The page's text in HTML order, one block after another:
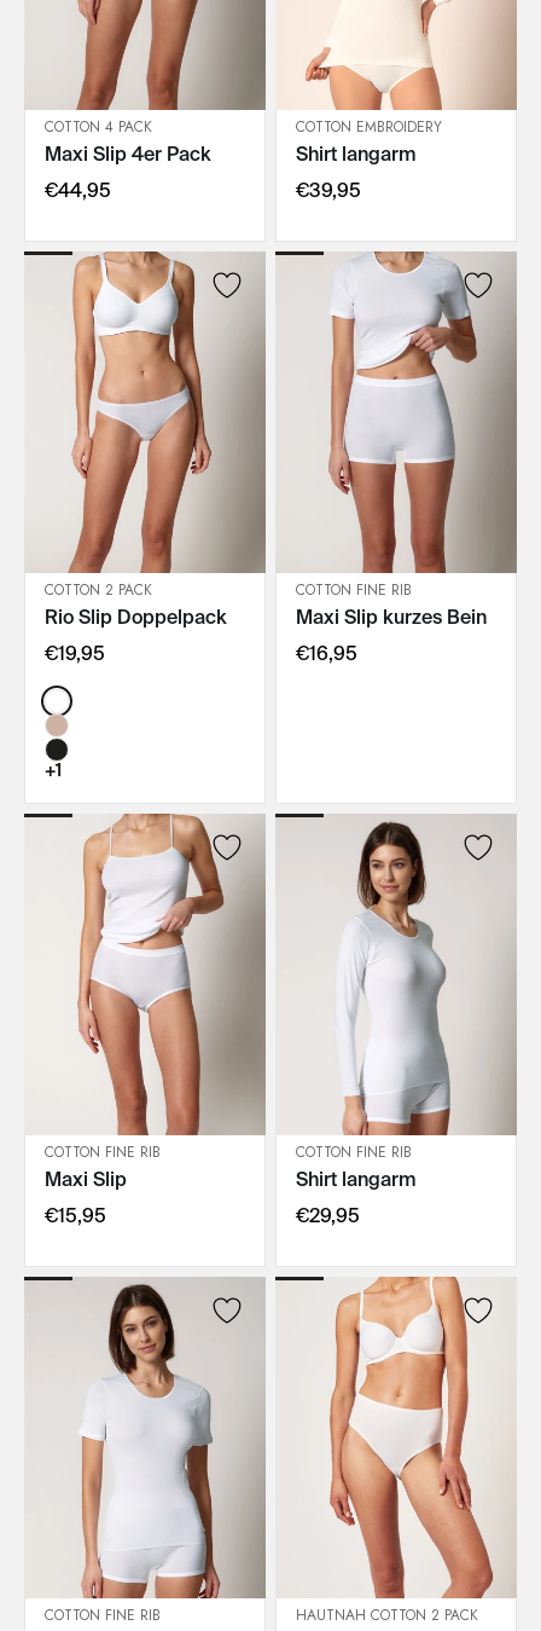
IN DEN WARENKORB
COTTON 4 PACK
Maxi Slip 4er Pack
€44,95
IN DEN WARENKORB
COTTON EMBROIDERY
Shirt langarm
€39,95
IN DEN WARENKORB
COTTON 2 PACK
Rio Slip Doppelpack
€19,95
Color:
+1
IN DEN WARENKORB
COTTON FINE RIB
Maxi Slip kurzes Bein
€16,95
IN DEN WARENKORB
COTTON FINE RIB
Maxi Slip
€15,95
IN DEN WARENKORB
COTTON FINE RIB
Shirt langarm
€29,95
COTTON FINE RIB HAUTNAH COTTON 2 PACK